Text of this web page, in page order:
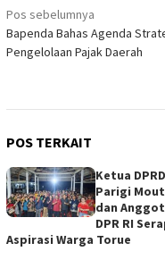
Navigasi
pos
Pos sebelumnya
Bapenda Bahas Agenda
Pengelolaan Pajak Daerah
POS TERKAIT
‎Ketua DPRD
Parigi
dan
DPR RI
Aspirasi Warga Torue